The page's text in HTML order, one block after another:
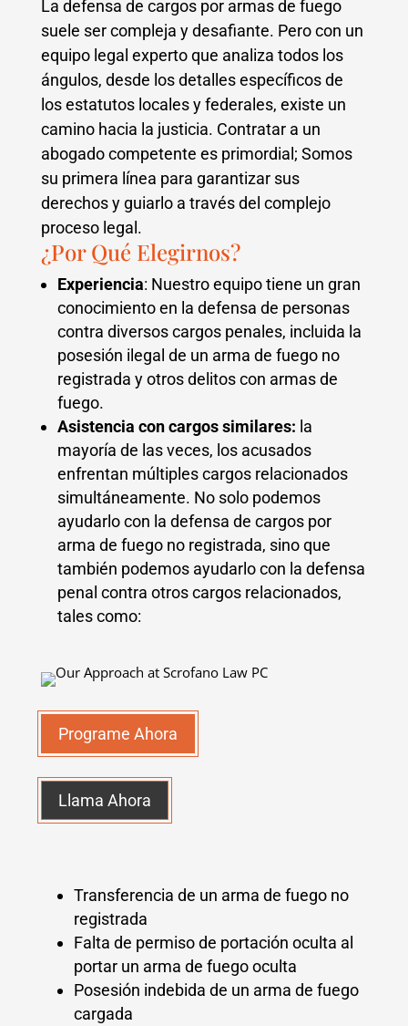
La defensa de cargos por armas de fuego
suele ser compleja y desafiante. Pero con un
equipo legal experto que analiza todos los
ángulos, desde los detalles específicos de
los estatutos locales y federales, existe un
camino hacia la justicia. Contratar a un
abogado competente es primordial; Somos
su primera línea para garantizar sus
derechos y guiarlo a través del complejo
proceso legal.
¿Por Qué Elegirnos?
Experiencia: Nuestro equipo tiene un gran
conocimiento en la defensa de personas
contra diversos cargos penales, incluida la
posesión ilegal de un arma de fuego no
registrada y otros delitos con armas de
fuego.
Asistencia con cargos similares: la
mayoría de las veces, los acusados ​​
enfrentan múltiples cargos relacionados
simultáneamente. No solo podemos
ayudarlo con la defensa de cargos por
arma de fuego no registrada, sino que
también podemos ayudarlo con la defensa
penal contra otros cargos relacionados,
tales como:
Programe Ahora
Llama Ahora
Transferencia de un arma de fuego no
registrada
Falta de permiso de portación oculta al
portar un arma de fuego oculta
Posesión indebida de un arma de fuego
cargada